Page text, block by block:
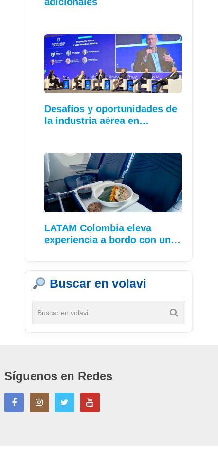
Desafíos y oportunidades de
la industria aérea en…
LATAM Colombia eleva
experiencia a bordo con un…
Buscar en volavi
Síguenos en Redes